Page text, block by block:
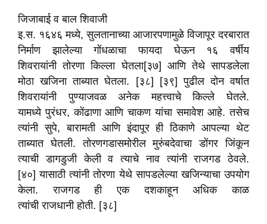
जिजाबाई व बाल शिवाजी
इ.स. १६४६ मध्ये, सुलतानाच्या आजारपणामुळे विजापूर दरबारात
निर्माण झालेल्या गोंधळाचा फायदा घेऊन १६ वर्षीय
शिवरायांनी तोरणा किल्ला घेतला[३७] आणि तेथे सापडलेला
मोठा खजिना ताब्यात घेतला. [३८] [३९] पुढील दोन वर्षात
शिवरायांनी पुण्याजवळ अनेक महत्त्वाचे किल्ले घेतले.
यामध्ये पुरंधर, कोंढाणा आणि चाकण यांचा समावेश आहे. तसेच
त्यांनी सुपे, बारामती आणि इंदापूर ही ठिकाणे आपल्या थेट
ताब्यात घेतली. तोरणगडासमोरील मुरुंबदेवाचा डोंगर जिंकून
त्याची डागडुजी केली व त्याचे नाव त्यांनी राजगड ठेवले.
[४०] यासाठी त्यांनी तोरणा येथे सापडलेल्या खजिन्याचा उपयोग
केला. राजगड ही एक दशकाहून अधिक काळ
त्यांची राजधानी होती. [३८]